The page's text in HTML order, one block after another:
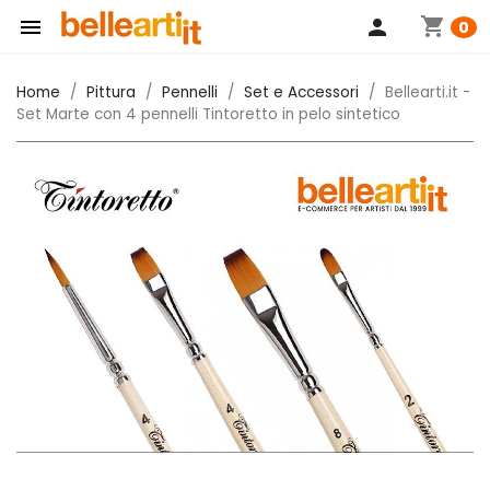
 shopping_cart 0
person
Home Pittura Pennelli Set e Accessori
Bellearti.it -
Set Marte con 4 pennelli Tintoretto in pelo sintetico